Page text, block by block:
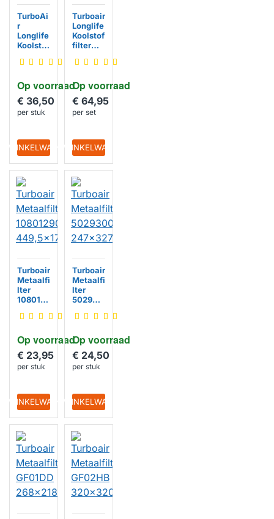
Op voorraad
TurboAi
r
Longlife
Koolstof
CFC014
Model
45
€ 36,50
per stuk
WINKELWAGEN
Op voorraad
Turboair
Longlife
Koolstof
filter
57 /
2221
€ 64,95
per set
IN WINKELWAGEN
Op voorraad
Turboair
Metaalfi
lter
1080129
449,5x1
mm
€ 23,95
per stuk
WINKELWAGEN
Op voorraad
Turboair
Metaalfi
lter
502930
247x32
€ 24,50
per stuk
IN WINKELWAGEN